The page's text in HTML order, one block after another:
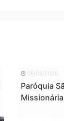
06/08/2026
Paróquia